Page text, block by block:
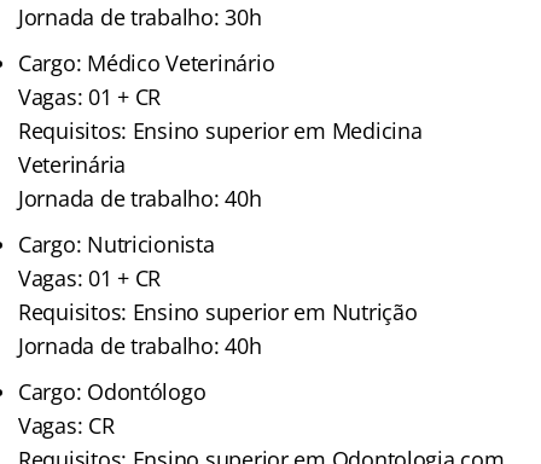
Jornada de trabalho: 30h
Cargo: Médico Veterinário
Vagas: 01 + CR
Requisitos: Ensino superior em Medicina
Veterinária
Jornada de trabalho: 40h
Cargo: Nutricionista
Vagas: 01 + CR
Requisitos: Ensino superior em Nutrição
Jornada de trabalho: 40h
Cargo: Odontólogo
Vagas: CR